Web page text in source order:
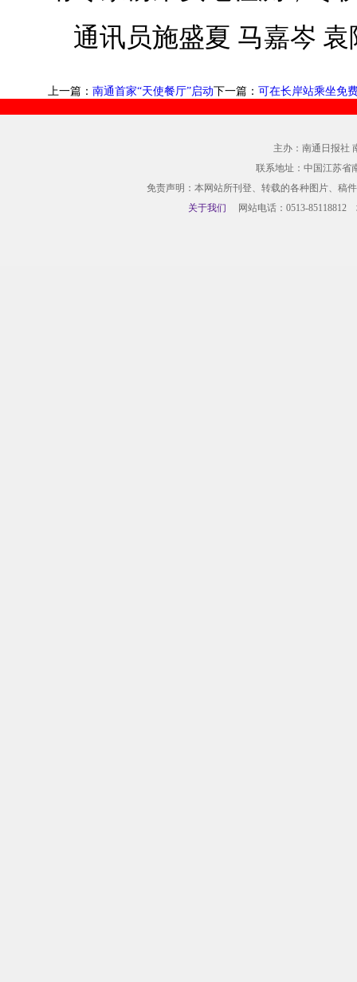
通讯员施盛夏 马嘉岑
上一篇： 南通首家“天使餐厅”启动下一篇： 可在长岸站乘坐免
主办：南通日报社
联系地址：中国江苏省
免责声明：本网站所刊登、转载的各种图片、稿
关于我们 网站电话：0513-85118812